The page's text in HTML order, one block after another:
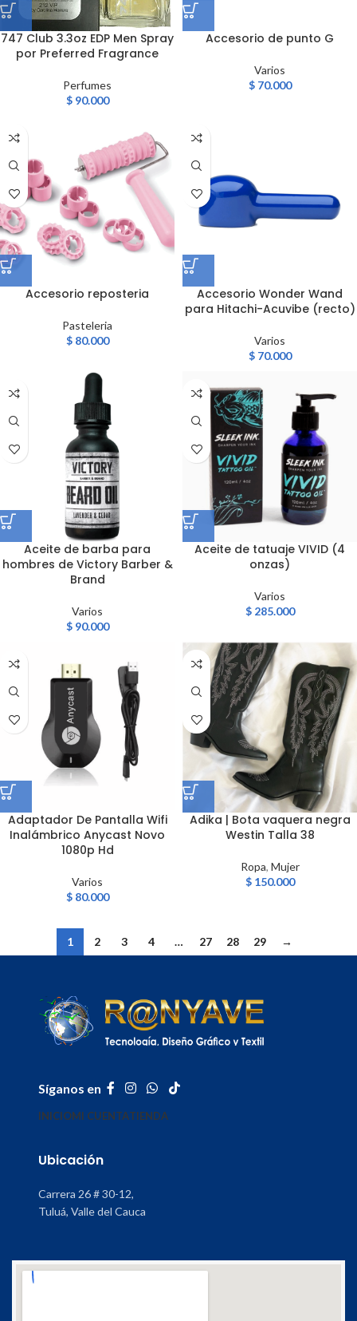
747 Club 3.3oz EDP Men Spray
por Preferred Fragrance
Perfumes
$90.000
Accesorio de punto G
Varios
$70.000
Accesorio reposteria
Pasteleria
$80.000
Accesorio Wonder Wand
para Hitachi-Acuvibe (recto)
Varios
$70.000
Aceite de barba para
hombres de Victory Barber &
Brand
Varios
$90.000
Aceite de tatuaje VIVID (4
onzas)
Varios
$285.000
Adaptador De Pantalla Wifi
Inalámbrico Anycast Novo
1080p Hd
Varios
$80.000
Adika | Bota vaquera negra
Westin Talla 38
Ropa, Mujer
$150.000
1 2 3 4 … 27 28 29 →
Síganos en
INICIOMI CUENTATIENDA
Ubicación
Carrera 26 # 30-12,
Tuluá, Valle del Cauca